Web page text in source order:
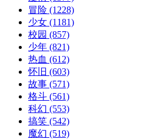
冒险 (1228)
少女 (1181)
校园 (857)
少年 (821)
热血 (612)
怀旧 (603)
故事 (571)
格斗 (561)
科幻 (553)
搞笑 (542)
魔幻 (519)